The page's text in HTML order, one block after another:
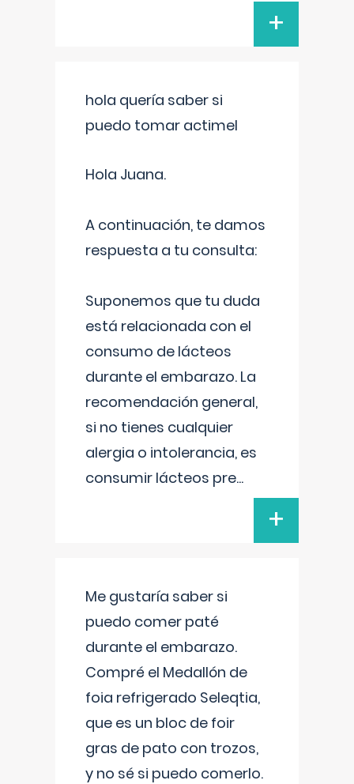
+
hola quería saber si
puedo tomar actimel
Hola Juana.
A continuación, te damos
respuesta a tu consulta:
Suponemos que tu duda
está relacionada con el
consumo de lácteos
durante el embarazo. La
recomendación general,
si no tienes cualquier
alergia o intolerancia, es
consumir lácteos pre...
+
Me gustaría saber si
puedo comer paté
durante el embarazo.
Compré el Medallón de
foia refrigerado Seleqtia,
que es un bloc de foir
gras de pato con trozos,
y no sé si puedo comerlo.